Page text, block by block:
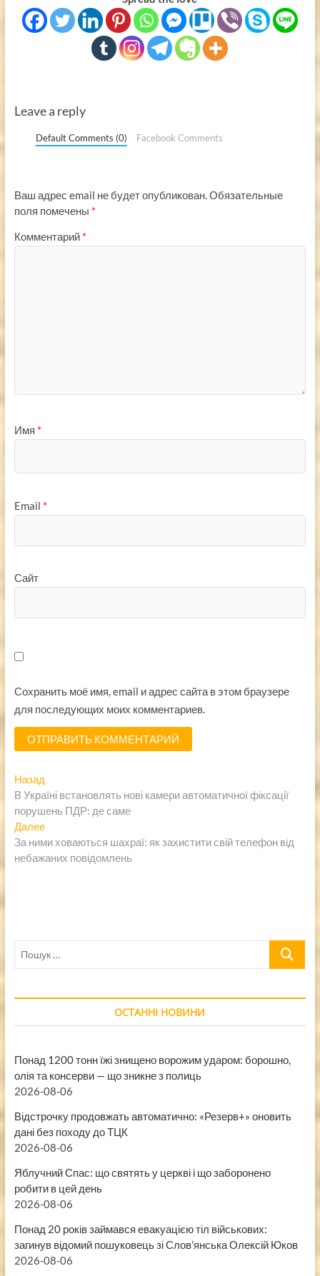
Leave a reply
Default Comments (0) Facebook Comments
Ваш адрес email не будет опубликован.Обязательные
поля помечены *
Комментарий *
Имя *
Email *
Сайт
Сохранить моё имя, email и адрес сайта в этом браузере
для последующих моих комментариев.
Навигация
по
записям
НазадПредыдущая
запись:
В Україні встановлять нові камери автоматичної фіксації
порушень ПДР: де саме
ДалееСледующая
запись:
За ними ховаються шахраї: як захистити свій телефон від
небажаних повідомлень
Пошук
ОСТАННІ НОВИНИ
Понад 1200 тонн їжі знищено ворожим ударом: борошно,
олія та консерви — що зникне з полиць
2026-08-06
Відстрочку продовжать автоматично: «Резерв+» оновить
дані без походу до ТЦК
2026-08-06
Яблучний Спас: що святять у церкві і що заборонено
робити в цей день
2026-08-06
Понад 20 років займався евакуацією тіл військових:
загинув відомий пошуковець зі Слов’янська Олексій Юков
2026-08-06